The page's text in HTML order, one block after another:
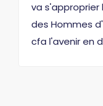
va
des Hommes
cfa l'avenir en